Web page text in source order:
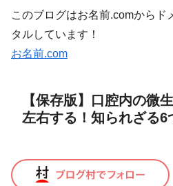
このブログはお名前.comからド
タルしています！
お名前.com
【保存版】口腔内の微
左右する！知られざる6